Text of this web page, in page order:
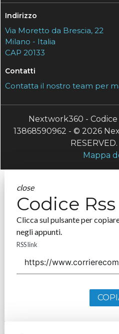
Indirizzo
Via Moretto da Brescia, 22
Milano - Italia
CAP 20133
Contatti
Contatta il nostro team per
Nextwork360 -
13868590962 - © 2026
Mappa
close
Codice Rss
Clicca sul pulsante per
negli appunti.
RSS link